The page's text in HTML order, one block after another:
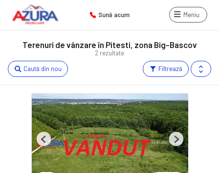
Sună acum Meniu
2 rezultate
Terenuri de vânzare în Pitesti, zona Big-Bascov
Filtrează
Caută din nou
Previous Next